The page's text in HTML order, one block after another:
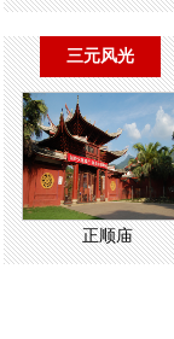
三元风光
正顺庙